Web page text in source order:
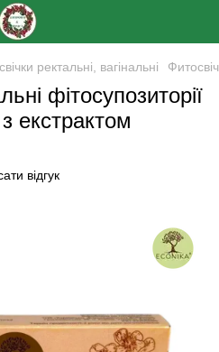
ректальні, вагінальні
фітосупозиторії
екстрактом
відгук